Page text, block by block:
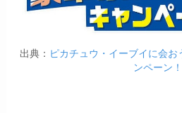
出典： ピカチュウ・イーブイに会
ンペーン！